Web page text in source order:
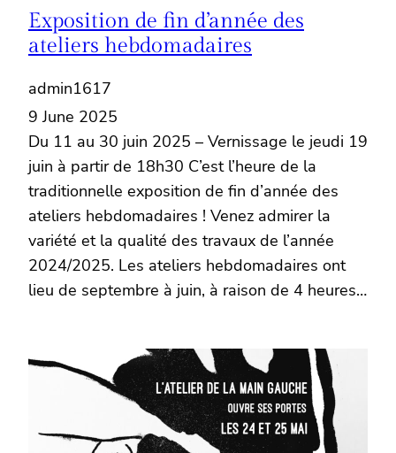
Exposition de fin d’année des
ateliers hebdomadaires
admin1617
9 June 2025
Du 11 au 30 juin 2025 – Vernissage le jeudi 19
juin à partir de 18h30 C’est l’heure de la
traditionnelle exposition de fin d’année des
ateliers hebdomadaires ! Venez admirer la
variété et la qualité des travaux de l’année
2024/2025. Les ateliers hebdomadaires ont
lieu de septembre à juin, à raison de 4 heures…